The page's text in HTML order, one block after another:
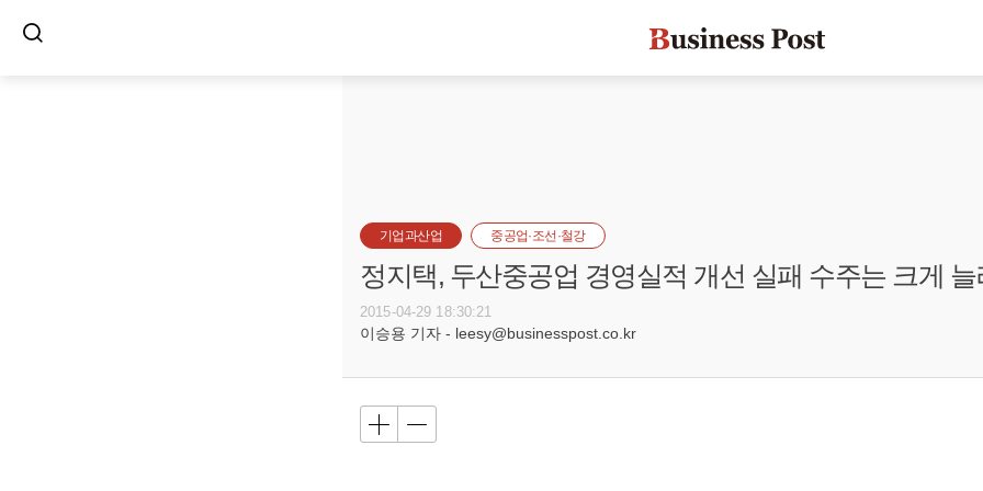
기업과산업 중공업·조선·철강
정지택, 두산중공업 경영실적 개선 실패 수주는 크게 늘
2015-04-29 18:30:21
이승용 기자 - leesy@businesspost.co.kr